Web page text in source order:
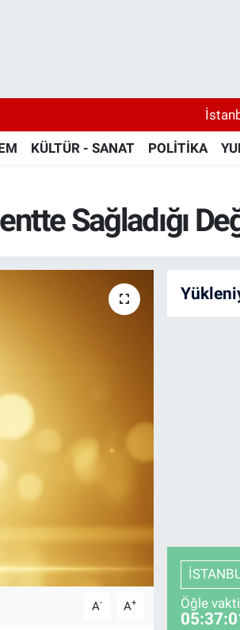
KÜLTÜR - SANAT POLİTİKA
Sağladığı
A- A+
Öğle